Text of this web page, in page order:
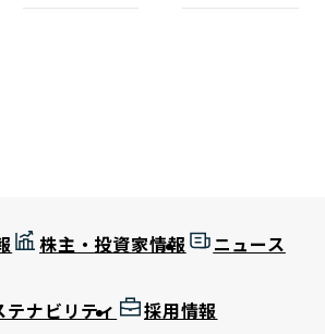
株主・投資家情報 ニュース
テナビリティ 採用情報